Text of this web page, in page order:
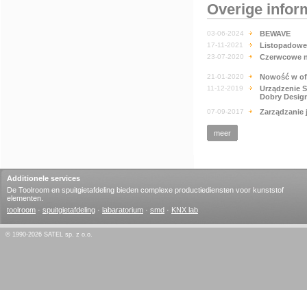
Overige
03-06-2024 BEWAVE
17-11-2021
23-07-2020 Czerwcowe
21-01-2020 Nowość w
11-12-2019
Urządzenie
Dobry
07-09-2017 Zarządzanie
meer
Additionele services
De Toolroom en spuitgietafdeling bieden complexe productiediensten voor kunststof
elementen.
toolroom · spuitgietafdeling · labaratorium · smd · KNX lab
© 1990-2026 SATEL sp. z o.o.